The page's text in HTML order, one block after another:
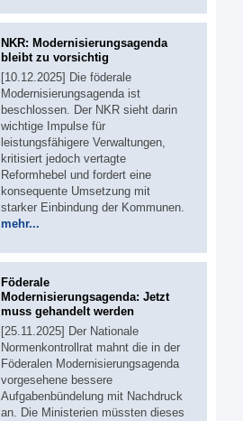
NKR: Modernisierungsagenda
bleibt zu vorsichtig
[10.12.2025] Die föderale
Modernisierungsagenda ist
beschlossen. Der NKR sieht darin
wichtige Impulse für
leistungsfähigere Verwaltungen,
kritisiert jedoch vertagte
Reformhebel und fordert eine
konsequente Umsetzung mit
starker Einbindung der Kommunen.
mehr...
Föderale
Modernisierungsagenda: Jetzt
muss gehandelt werden
[25.11.2025] Der Nationale
Normenkontrollrat mahnt die in der
Föderalen Modernisierungsagenda
vorgesehene bessere
Aufgabenbündelung mit Nachdruck
an. Die Ministerien müssten dieses